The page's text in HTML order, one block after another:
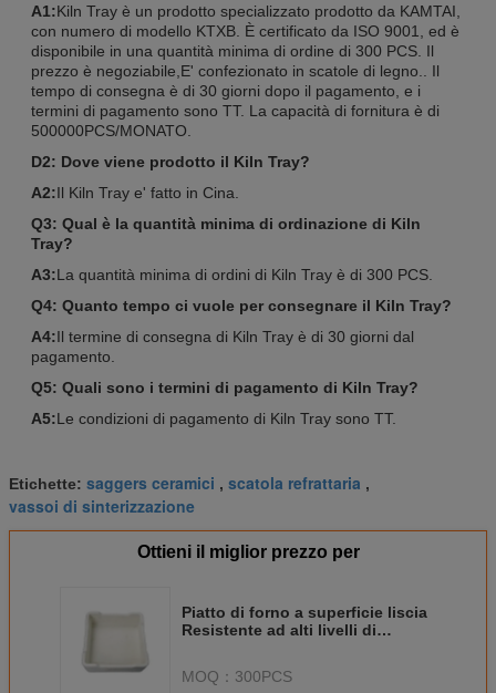
A1:Kiln Tray è un prodotto specializzato prodotto da KAMTAI,
con numero di modello KTXB. È certificato da ISO 9001, ed è
disponibile in una quantità minima di ordine di 300 PCS. Il
prezzo è negoziabile,E' confezionato in scatole di legno.. Il
tempo di consegna è di 30 giorni dopo il pagamento, e i
termini di pagamento sono TT. La capacità di fornitura è di
500000PCS/MONATO.
D2: Dove viene prodotto il Kiln Tray?
A2:Il Kiln Tray e' fatto in Cina.
Q3: Qual è la quantità minima di ordinazione di Kiln
Tray?
A3:La quantità minima di ordini di Kiln Tray è di 300 PCS.
Q4: Quanto tempo ci vuole per consegnare il Kiln Tray?
A4:Il termine di consegna di Kiln Tray è di 30 giorni dal
pagamento.
Q5: Quali sono i termini di pagamento di Kiln Tray?
A5:Le condizioni di pagamento di Kiln Tray sono TT.
Etichette: saggers ceramici , scatola refrattaria ,
vassoi di sinterizzazione
Ottieni il miglior prezzo per
Piatto di forno a superficie liscia
Resistente ad alti livelli di
MOQ： 300PCS